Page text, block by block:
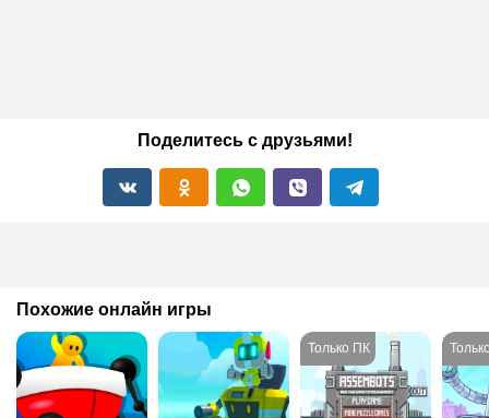
Поделитесь с друзьями!
Похожие онлайн игры